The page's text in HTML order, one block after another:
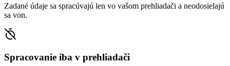
Zadané údaje sa spracúvajú len vo vašom prehliadači a neodosielajú
sa von.
Spracovanie iba v prehliadači